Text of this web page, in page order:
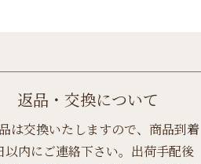
返品・交換について
は交換いたしますので、商品到着
以内にご連絡下さい。出荷手配後